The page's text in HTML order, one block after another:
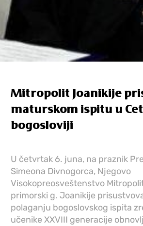
Mitropolit Joanikije
maturskom ispitu u
bogosloviji
U četvrtak 6. juna, na praznik
Simeona Divnogorca, Njegovo
Visokopreosveštenstvo
primorski g. Joanikije
polaganju bogoslovskog ispita
učenike XXVIII generacije